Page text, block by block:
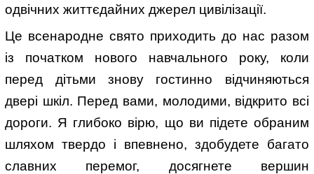
одвічних життєдайних джерел цивілізації.
Це всенародне свято приходить до нас разом
із початком нового навчального року, коли
перед дітьми знову гостинно відчиняються
двері шкіл. Перед вами, молодими, відкрито всі
дороги. Я глибоко вірю, що ви підете обраним
шляхом твердо і впевнено, здобудете багато
славних перемог, досягнете вершин